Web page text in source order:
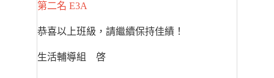
第二名 E3A
恭喜以上班級，請繼續保持佳績！
生活輔導組 啓